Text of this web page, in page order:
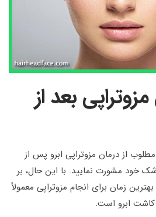
بعد از
از درمان مزوتراپی ابرو پس از
خود مشورت نمایید. با این حال، بر
زمان برای انجام مزوتراپی معمولاً
کاشت ابرو است.